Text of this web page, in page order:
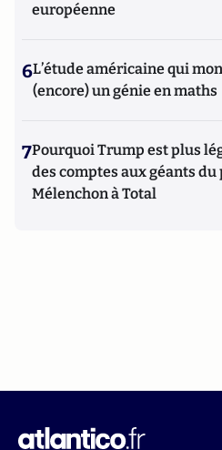
européenne
6L’étude américaine qui
(encore) un génie en maths
7Pourquoi Trump est plus
des comptes aux géants
Mélenchon à Total